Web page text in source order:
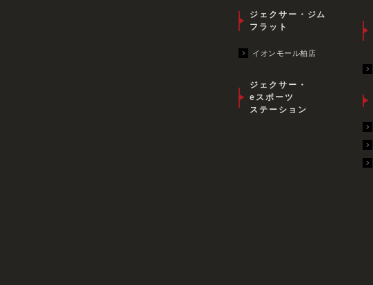
ジェクサー・ジム
フラット
イオンモール柏店
ジェクサー・
eスポーツ
ステーション